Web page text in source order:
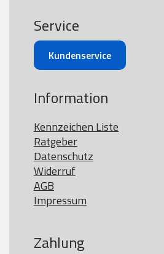
Service
Kundenservice
Information
Kennzeichen Liste
Ratgeber
Datenschutz
Widerruf
AGB
Impressum
Zahlung